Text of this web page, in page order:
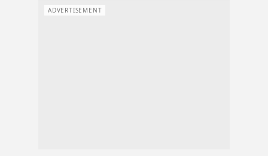
ADVERTISEMENT